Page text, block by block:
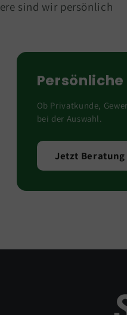
sind wir persönlich
Ob Privatkunde,
bei der Auswahl.
Jetzt